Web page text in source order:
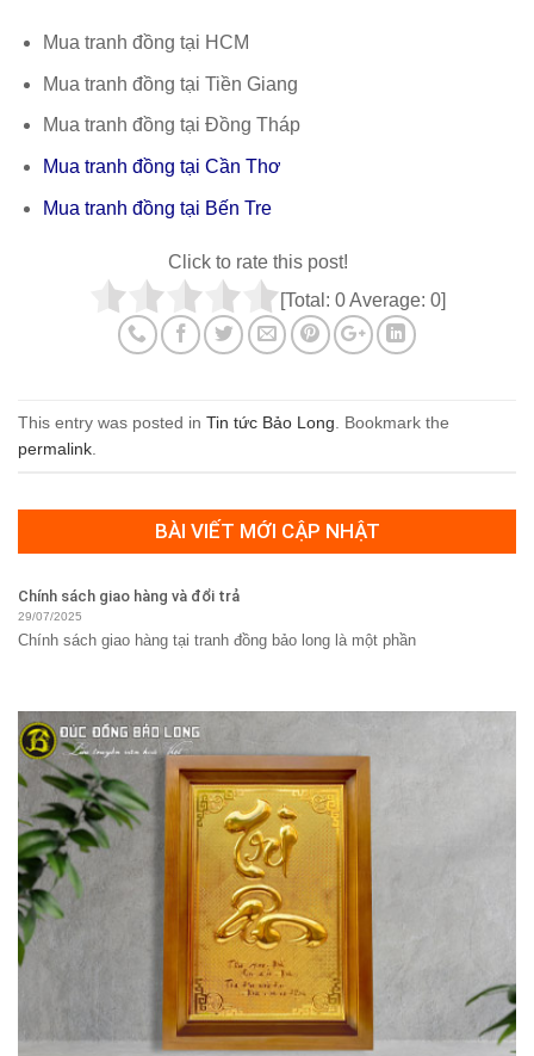
Mua tranh đồng tại HCM
Mua tranh đồng tại Tiền Giang
Mua tranh đồng tại Đồng Tháp
Mua tranh đồng tại Cần Thơ
Mua tranh đồng tại Bến Tre
Click to rate this post!
[Total: 0Average: 0]
This entry was posted in Tin tức Bảo Long . Bookmark the
permalink
BÀI VIẾT MỚI CẬP NHẬT
Chính sách giao hàng và đổi trả
29/07/2025
Chính sách giao hàng tại tranh đồng bảo long là một phần